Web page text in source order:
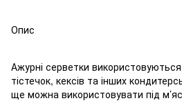
Опис
Ажурні серветки
тістечок, кексів та інших
ще можна використовувати під